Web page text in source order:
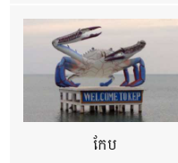
កែប